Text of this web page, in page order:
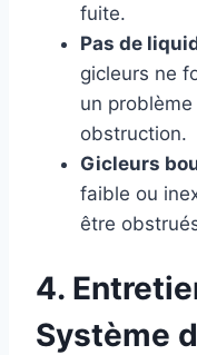
fuite.
Pas de
gicleurs ne
un
obstruction.
Gicleurs
faible ou
être
4.
Système